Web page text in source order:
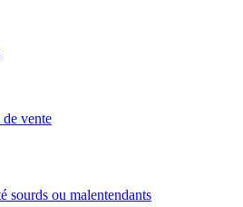
vente
sourds ou malentendants